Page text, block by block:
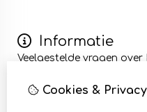
Informatie
Veelgestelde vragen over
Kip bezorgen en afhalen
Cookies & Privacy